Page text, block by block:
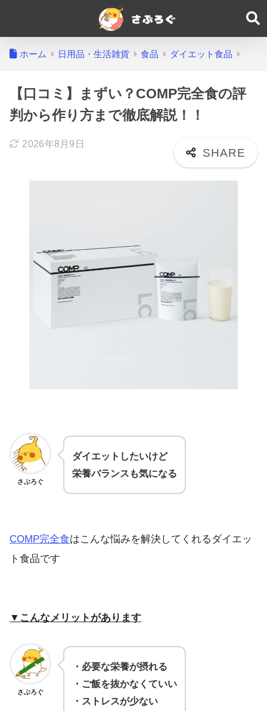
ホーム 日用品・生活雑貨 食品 ダイエット食品
【口コミ】まずい？COMP完全食の評
判から作り方まで徹底解説！！
2026年8月9日
さぶろぐ
ダイエットしたいけど
栄養バランスも気になる
COMP完全食はこんな悩みを解決してくれるダイエッ
ト食品です
▼こんなメリットがあります
さぶろぐ
・必要な栄養が摂れる
・ご飯を抜かなくていい
・ストレスが少ない